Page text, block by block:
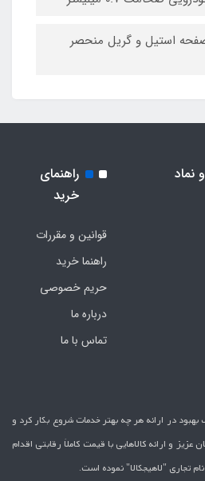
استیل و گریل منحصر
نماد
راهنمای
خرید
قوانین و مقررات
راهنما خرید
حریم خصوصی
درباره ما
تماس با ما
از سال 1395 با هدف بهبود در ارائه هر چه بهتر خدمات شروع بکار کرد و
و ارائه کالاهایی با قیمت کاملاَ رقابتی اقدام
تجاری "لاهیج­کالا" نموده است.